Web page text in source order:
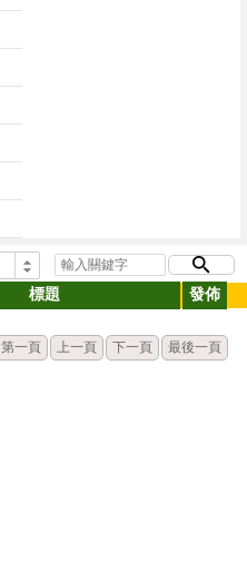
標題 發佈
第一頁 上一頁 下一頁 最後一頁